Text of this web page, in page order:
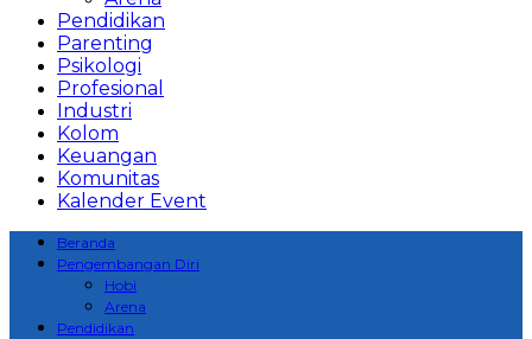
Pendidikan
Parenting
Psikologi
Profesional
Industri
Kolom
Keuangan
Komunitas
Kalender Event
Beranda
Pengembangan Diri
Hobi
Arena
Pendidikan